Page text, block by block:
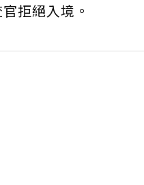
拒絕入境。